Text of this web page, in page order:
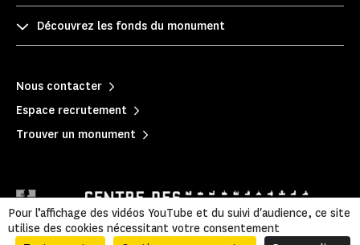
Découvrez les fonds du monument
Nous contacter
Espace recrutement
Trouver un monument
Pour l’affichage des vidéos YouTube et du suivi d'audience, ce site
utilise des cookies nécessitant votre consentement